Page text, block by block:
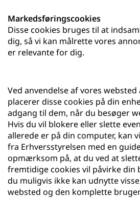
Markedsføringscookies
Disse cookies bruges til at
dig, så vi kan målrette vores
er relevante for dig.
Ved anvendelse af vores
placerer disse cookies på din
adgang til dem, når du besøger
Hvis du vil blokere eller slette
allerede er på din computer, kan
fra Erhversstyrelsen med en
opmærksom på, at du ved at
fremtidige cookies vil påvirke din
du muligvis ikke kan udnytte
websted og den komplette